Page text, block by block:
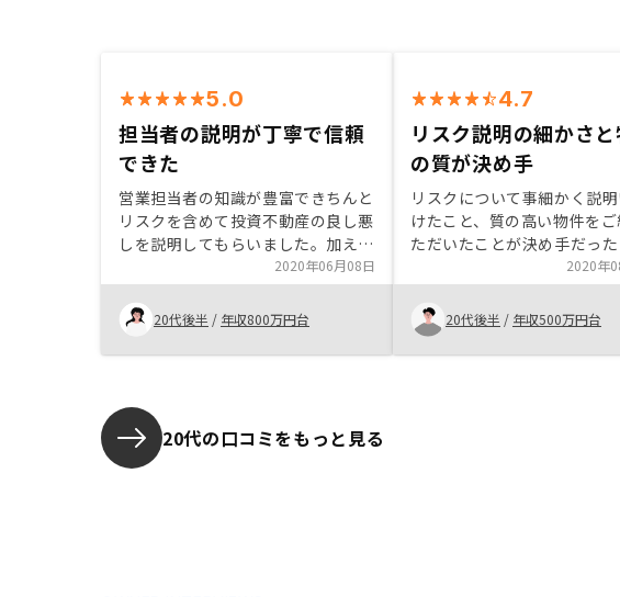
5.0
担当者の説明が丁寧で信頼
できた
営業担当者の知識が豊富できちんと
リスクを含めて投資不動産の良し悪
しを説明してもらいました。加えて
購入後物件をアプリでキャッシュー
フローなど確認できるし、物件の管
理も継続的にサポートしてもらえる
ので不安や面倒な部分を払拭できた
ので購入しました。アポの連絡やメ
きる部分があるのではないかと思い
ます。
2020年06月08日
20代後半 / 年収800万円台
4.7
リスク説明の細かさ
の質が決め手
リスクについて事細かく説
けたこと、質の高い物件を
ただいたことが決め手だっ
ます。近い年齢の担当者に
すい説明いただけたので、
かったです。書類の修正が多
ので、少なくなると良いと思
す。
2020年
20代後半 / 年収500万円台
20代の口コミをもっと見る